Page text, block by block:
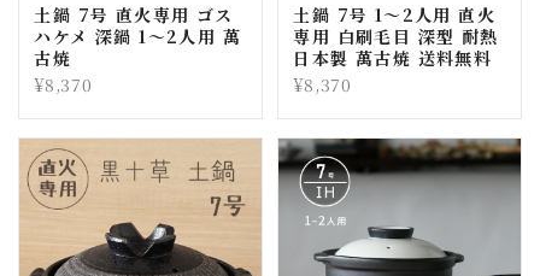
土鍋 7号 直火専用 ゴス
ハケメ 深鍋 1〜2人用 萬
古焼
¥8,370
土鍋 7号 1〜2人用 直火
専用 白刷毛目 深型 耐熱
日本製 萬古焼 送料無料
¥8,370